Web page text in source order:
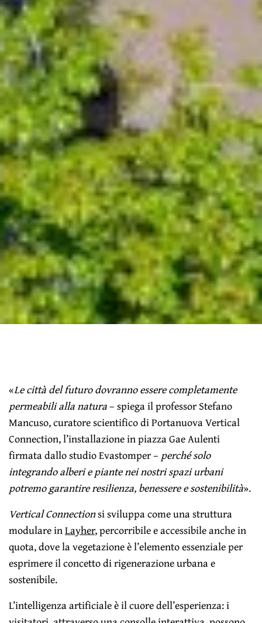
«Le città del futuro dovranno essere completamente
permeabili alla natura– spiega il professor Stefano
Mancuso, curatore scientifico di Portanuova Vertical
Connection, l’installazione in piazza Gae Aulenti
firmata dallo studio Evastomper – perché solo
integrando alberi e piante nei nostri spazi urbani
potremo garantire resilienza, benessere e sostenibilità».
Vertical Connectionsi sviluppa come una struttura
modulare inLayher, percorribile e accessibile anche in
quota, dove la vegetazione è l’elemento essenziale per
esprimere il concetto di rigenerazione urbana e
sostenibile.
L’intelligenza artificiale è il cuore dell’esperienza: i